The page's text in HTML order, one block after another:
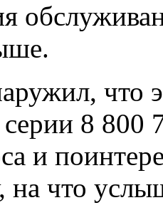
что
8 800
и
на что